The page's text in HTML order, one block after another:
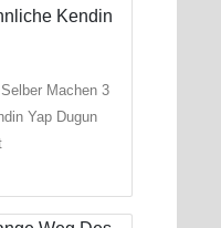
Machen 3
Yap Dugun